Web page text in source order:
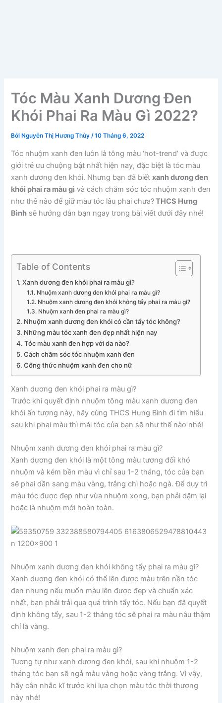
Tóc Màu Xanh Dương Đen
Khói Phai Ra Màu Gì 2022?
Bởi Nguyễn Thị Hương Thủy/10 Tháng 6, 2022
Tóc nhuộm xanh đen luôn là tông màu ‘hot-trend’ và được
giới trẻ ưu chuộng bật nhất hiện nay, đặc biệt là tóc màu
xanh dương đen khói. Nhưng bạn đã biếtxanh dương đen
khói phai ra màu gì và cách chăm sóc tóc nhuộm xanh đen
như thế nào để giữ màu tóc lâu phai chưa?THCS Hưng
Bình sẽ hướng dẫn bạn ngay trong bài viết dưới đây nhé!
Table of Contents
Xanh dương đen khói phai ra màu gì?
Nhuộm xanh dương đen khói phai ra màu gì?
Nhuộm xanh dương đen khói không tẩy phai ra màu gì?
Nhuộm xanh đen phai ra màu gì?
Nhuộm xanh dương đen khói có cần tẩy tóc không?
Những màu tóc xanh đen đẹp nhất hiện nay
Tóc màu xanh đen hợp với da nào?
Cách chăm sóc tóc nhuộm xanh đen
Công thức nhuộm xanh đen cho nữ
Xanh dương đen khói phai ra màu gì?
Trước khi quyết định nhuộm tông màu xanh dương đen
khói ấn tượng này, hãy cùng THCS Hưng Bình đi tìm hiểu
sau khi phai màu thì mái tóc của bạn sẽ như thế nào nhé!
Nhuộm xanh dương đen khói phai ra màu gì?
Xanh dương đen khói là một tông màu tương đối khó
nhuộm và kém bền màu vì chỉ sau 1-2 tháng, tóc của bạn
sẽ phai dần sang màu vàng, trắng chì hoặc ngà. Để duy trì
màu tóc được đẹp như vừa nhuộm xong, bạn phải dặm lại
hoặc là nhuộm mới hoàn toàn.
Nhuộm xanh dương đen khói không tẩy phai ra màu gì?
Xanh dương đen khói có thể lên được màu trên nền tóc
đen nhưng nếu muốn màu lên được đẹp và chuẩn xác
nhất, bạn phải trải qua quá trình tẩy tóc. Nếu bạn đã quyết
định không tẩy, sau 1-2 tháng tóc sẽ phai ra màu nâu thậm
chí là vàng.
Nhuộm xanh đen phai ra màu gì?
Tương tự như xanh dương đen khói, sau khi nhuộm 1-2
tháng tóc bạn sẽ ngả màu vàng hoặc vàng trắng. Vì vậy,
hãy cân nhắc kĩ trước khi lựa chọn màu tóc thời thượng
này nhé!